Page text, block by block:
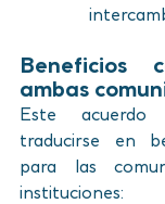
Beneficios
ambas
Este
traducirse en
para las
instituciones: